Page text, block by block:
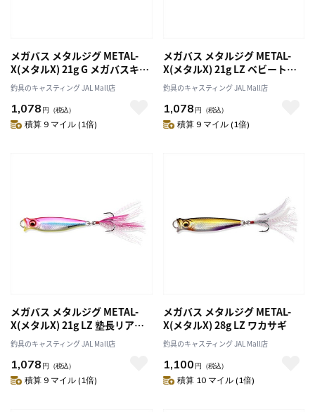
メガバス メタルジグ METAL-
X(メタルX) 21g G メガバスキン
クロ
釣具のキャスティング JAL Mall店
1,078 円 （税込）
積算 9 マイル (1倍)
メガバス メタルジグ METAL-
X(メタルX) 21g LZ ベビートラ
ウト
釣具のキャスティング JAL Mall店
1,078 円 （税込）
積算 9 マイル (1倍)
メガバス メタルジグ METAL-
X(メタルX) 21g LZ 塾長リアク
ション
釣具のキャスティング JAL Mall店
1,078 円 （税込）
積算 9 マイル (1倍)
メガバス メタルジグ METAL-
X(メタルX) 28g LZ ワカサギ
釣具のキャスティング JAL Mall店
1,100 円 （税込）
積算 10 マイル (1倍)